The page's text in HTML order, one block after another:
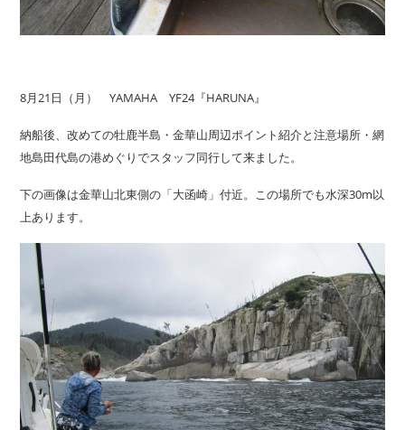
8月21日（月） YAMAHA YF24『HARUNA』
納船後、改めての牡鹿半島・金華山周辺ポイント紹介と注意場所・網
地島田代島の港めぐりでスタッフ同行して来ました。
下の画像は金華山北東側の「大函崎」付近。この場所でも水深30m以
上あります。